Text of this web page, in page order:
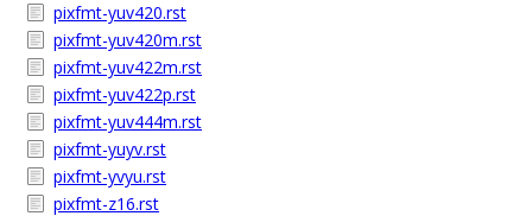
pixfmt-yuv420.rst
pixfmt-yuv420m.rst
pixfmt-yuv422m.rst
pixfmt-yuv422p.rst
pixfmt-yuv444m.rst
pixfmt-yuyv.rst
pixfmt-yvyu.rst
pixfmt-z16.rst